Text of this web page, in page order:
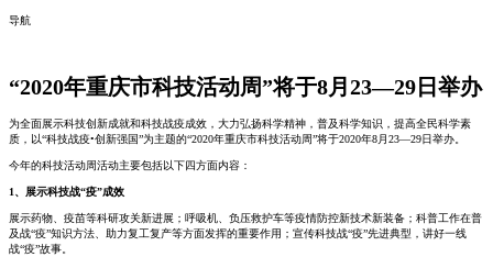
导航
“2020年重庆市科技活动周”将于8月23—29日举办
为全面展示科技创新成就和科技战疫成效，大力弘扬科学精神，普及科学知识，提高全民科学素
质，以“科技战疫•创新强国”为主题的“2020年重庆市科技活动周”将于2020年8月23—29日举办。
今年的科技活动周活动主要包括以下四方面内容：
1、展示科技战“疫”成效
展示药物、疫苗等科研攻关新进展；呼吸机、负压救护车等疫情防控新技术新装备；科普工作在普
及战“疫”知识方法、助力复工复产等方面发挥的重要作用；宣传科技战“疫”先进典型，讲好一线
战“疫”故事。